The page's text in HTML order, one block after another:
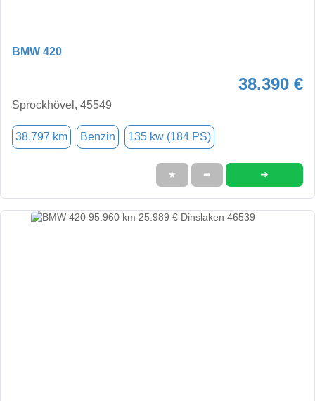
BMW 420
38.390 €
Sprockhövel, 45549
38.797 km Benzin 135 kw (184 PS)
★ ➦ ➜